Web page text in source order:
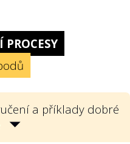
politikou
s doporučeními
státem
vymezuje účel
střednědobé
sledovat
a příklady dobré